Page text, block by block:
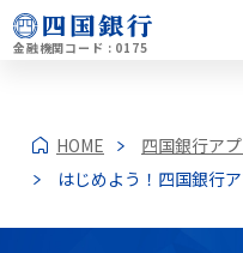
金融機関コード : 0175
HOME
四国銀行アプ
はじめよう！四国銀行